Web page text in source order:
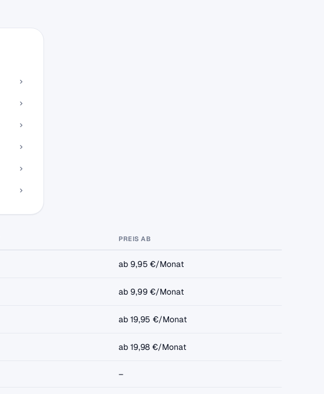
PREIS AB
ab 9,95 €/Monat
ab 9,99 €/Monat
ab 19,95 €/Monat
ab 19,98 €/Monat
–